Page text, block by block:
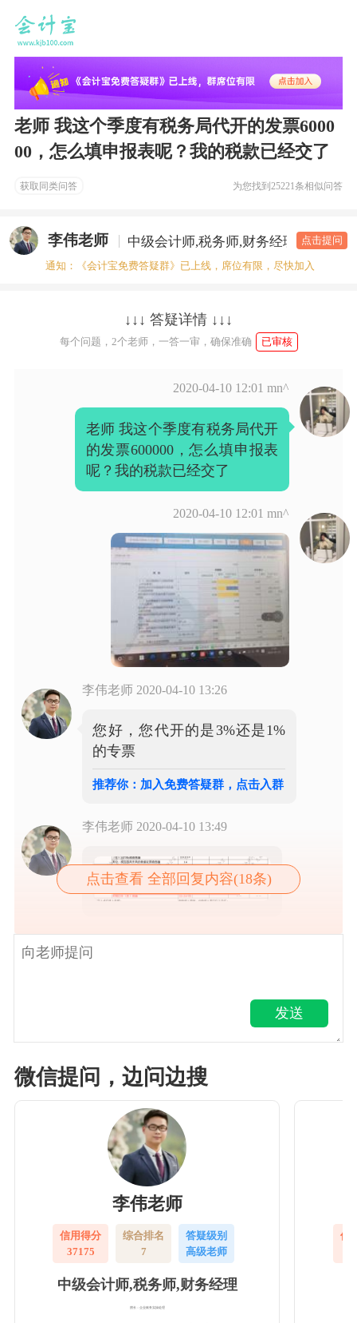
老师 我这个季度有税务局代开的发票6000
00，怎么填申报表呢？我的税款已经交了
获取同类问答 为您找到25221条相似问答
李伟老师 中级会计师,税务师,财务经理 答疑老
点击提问
通知：《会计宝免费答疑群》已上线，席位有限，尽快加入
↓↓↓ 答疑详情 ↓↓↓
每个问题，2个老师，一答一审，确保准确 已审核
2020-04-10 12:01 mn^
老师 我这个季度有税务局代开
的发票600000，怎么填申报表
呢？我的税款已经交了
2020-04-10 12:01 mn^
李伟老师 2020-04-10 13:26
您好，您代开的是3%还是1%
的专票
推荐你：加入免费答疑群，点击入群
李伟老师 2020-04-10 13:49
点击查看 全部回复内容(18条)
发送
微信提问，边问边搜
李伟老师
信用得分
37175
综合排名
7
答疑级别
高级老师
中级会计师,税务师,财务经理
擅长：企业账务实操处理
信